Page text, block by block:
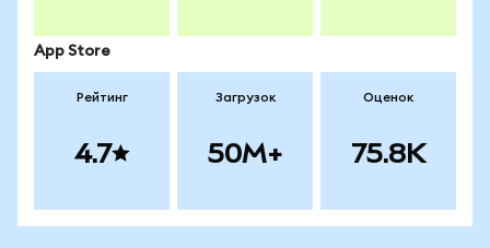
App Store
Рейтинг
4.7
Загрузок
50M+
Оценок
75.8K